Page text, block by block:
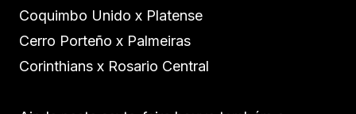
Coquimbo Unido x Platense
Cerro Porteño x Palmeiras
Corinthians x Rosario Central